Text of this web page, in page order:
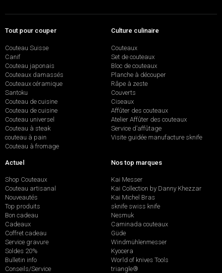
Tout pour couper
Couteau Suisse
Canif
Couteau japonais
Couteaux damassés
Couteaux céramique
Santoku
Couteau de cuisine
Couteau de cuisine
Couteau universel
Couteau à steak
couteau à pain
Couteau à fromage
Culture culinaire
Couteaux
Set de couteaux
Bloc de couteaux
Planche à découper
Râpe à zeste
Couverts
Ciseaux
Affûter des couteaux
Atelier Affûter des couteaux
Service d’affûtage
Visite guidée manufacture sknife
Actuel
Shop Couteaux
Couteau artisanal
Nouveautés
Top produits
Bon cadeau
Cadeaux
Coffret cadeau
Service gravure
Soldes 20%
Bulletin info
Conseils/Service
Nos top marques
Kai Messer
Kai Collection by Danny Khezzar
Kai Michel Bras
sknife swiss knife
Nesmuk
Caminada couteaux
Güde
Windmühlenmesser
Kyocera
World of knives Tools
triangle®